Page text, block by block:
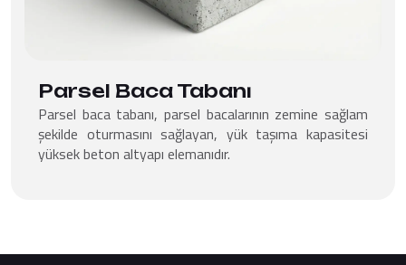
Parsel Baca Tabanı
Parsel baca tabanı, parsel bacalarının zemine sağlam
şekilde oturmasını sağlayan, yük taşıma kapasitesi
yüksek beton altyapı elemanıdır.